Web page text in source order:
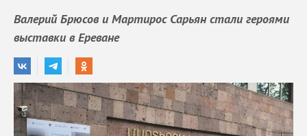
Валерий Брюсов и Мартирос Сарьян стали героями
выставки в Ереване